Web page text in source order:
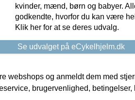
kvinder, mænd, børn og babyer.
godkendte, hvorfor du kan være
Klik her for at se deres udvalg.
Se udvalget på eCykelhjelm.dk
webshops og anmeldt dem med
brugervenlighed, betingelser,